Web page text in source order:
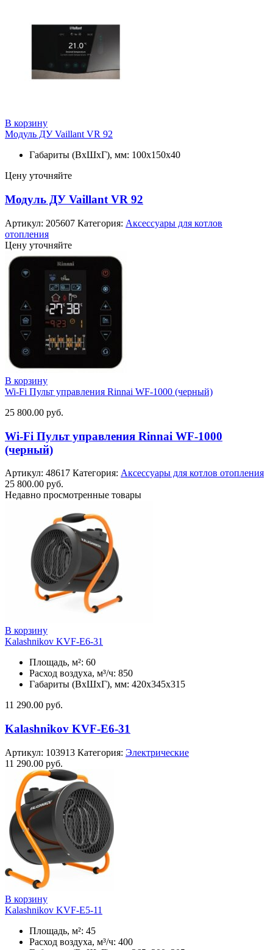
В корзину
Модуль ДУ Vaillant VR 92
Габариты (ВхШхГ), мм: 100x150x40
Цену уточняйте
Модуль ДУ Vaillant VR 92
Артикул: 205607 Категория: Аксессуары для котлов
отопления
Цену уточняйте
В корзину
Wi-Fi Пульт управления Rinnai WF-1000 (черный)
25 800.00 руб.
Wi-Fi Пульт управления Rinnai WF-1000
(черный)
Артикул: 48617 Категория: Аксессуары для котлов отопления
25 800.00 руб.
Недавно просмотренные товары
В корзину
Kalashnikov KVF-E6-31
Площадь, м²: 60
Расход воздуха, м³/ч: 850
Габариты (ВхШхГ), мм: 420x345x315
11 290.00 руб.
Kalashnikov KVF-E6-31
Артикул: 103913 Категория: Электрические
11 290.00 руб.
В корзину
Kalashnikov KVF-E5-11
Площадь, м²: 45
Расход воздуха, м³/ч: 400